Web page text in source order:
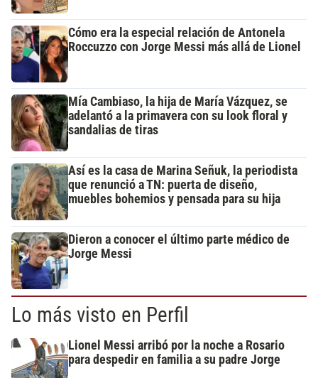
Cómo era la especial relación de Antonela
Roccuzzo con Jorge Messi más allá de Lionel
Mía Cambiaso, la hija de María Vázquez, se
adelantó a la primavera con su look floral y
sandalias de tiras
Así es la casa de Marina Señuk, la periodista
que renunció a TN: puerta de diseño,
muebles bohemios y pensada para su hija
Dieron a conocer el último parte médico de
Jorge Messi
Lo más visto en Perfil
Lionel Messi arribó por la noche a Rosario
para despedir en familia a su padre Jorge